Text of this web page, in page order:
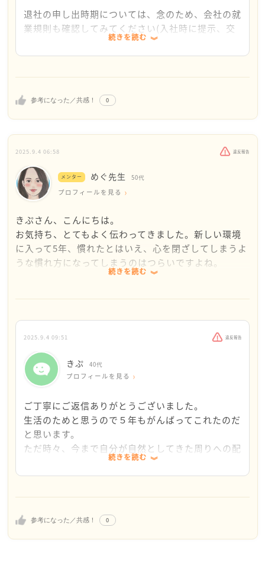
参考になった／共感！ 0
退社の申し出時期については、念のため、会社の就
業規則も確認してみてください(入社時に提示、交
付されているはずですし社内のどこかには必ずある
はずです。)。
続きを読む
2025.9.4 06:58 違反報告
メンター めぐ先生 50代
プロフィールを見る
きぷさん、こんにちは。
お気持ち、とてもよく伝わってきました。新しい環境
に入って5年、慣れたとはいえ、心を閉ざしてしまうよ
うな慣れ方になってしまうのはつらいですよね。
ったことしかやらない。これはきぷさんの常識や経験
から見ても健全な職場環境とは言えません。
だからといって、すぐに辞めるのも怖いし、年齢のこ
とも不安になりますよね。そのお気持ちは自然です。
①「この職場を生活の一部と割り切り、心を守る術を
持ちながら働く」
②「外に向けて少しずつ情報収集や転職活動を始め、
自分の経験を活かせる場を探す」
どちらにしても、きぷさんの感情やこれまで積み上げ
続きを読む
参考になった／共感！ 0
2025.9.4 09:51 違反報告
きぷ 40代
プロフィールを見る
ご丁寧にご返信ありがとうございました。
生活のためと思うので５年もがんばってこれたのだ
と思います。
ただ時々、今まで自分が自然としてきた周りへの配
慮や気遣い、挨拶など、すべてを敢えてしない、と
いう日々を送っていると、今までの自分のすべてが
思っているような人がここで仕事をしていけばいい
続きを読む